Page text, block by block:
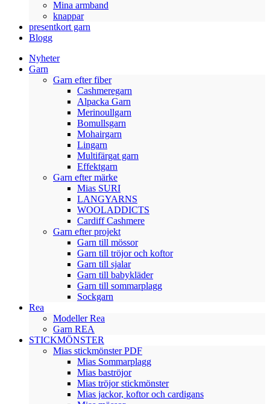
Mina armband
knappar
presentkort garn
Blogg
Nyheter
Garn
Garn efter fiber
Cashmeregarn
Alpacka Garn
Merinoullgarn
Bomullsgarn
Mohairgarn
Lingarn
Multifärgat garn
Effektgarn
Garn efter märke
Mias SURI
LANGYARNS
WOOLADDICTS
Cardiff Cashmere
Garn efter projekt
Garn till mössor
Garn till tröjor och koftor
Garn till sjalar
Garn till babykläder
Garn till sommarplagg
Sockgarn
Rea
Modeller Rea
Garn REA
STICKMÖNSTER
Mias stickmönster PDF
Mias Sommarplagg
Mias baströjor
Mias tröjor stickmönster
Mias jackor, koftor och cardigans